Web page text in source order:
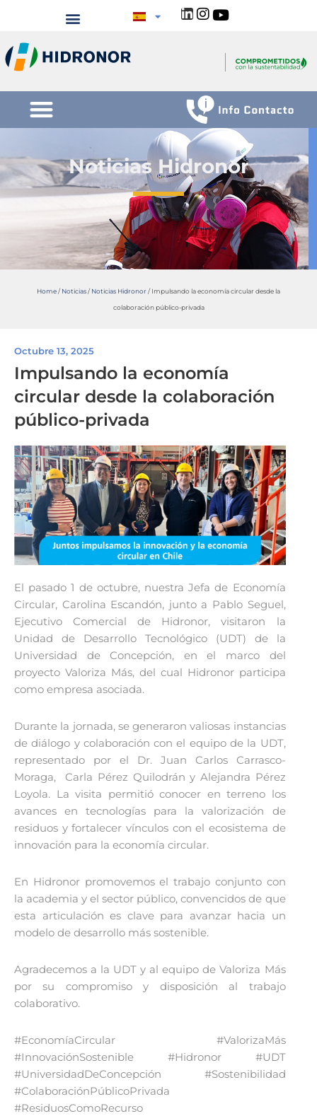
Noticias Hidronor
Home/ Noticias/ Noticias Hidronor/ Impulsando la economía circular desde la
colaboración público-privada
Octubre 13, 2025
Impulsando la economía
circular desde la colaboración
público-privada
El pasado 1 de octubre, nuestra Jefa de Economía
Circular, Carolina Escandón, junto a Pablo Seguel,
Ejecutivo Comercial de Hidronor, visitaron la
Unidad de Desarrollo Tecnológico (UDT) de la
Universidad de Concepción, en el marco del
proyecto Valoriza Más, del cual Hidronor participa
como empresa asociada.
Durante la jornada, se generaron valiosas instancias
de diálogo y colaboración con el equipo de la UDT,
representado por el Dr. Juan Carlos Carrasco-
Moraga, Carla Pérez Quilodrán y Alejandra Pérez
Loyola. La visita permitió conocer en terreno los
avances en tecnologías para la valorización de
residuos y fortalecer vínculos con el ecosistema de
innovación para la economía circular.
En Hidronor promovemos el trabajo conjunto con
la academia y el sector público, convencidos de que
esta articulación es clave para avanzar hacia un
modelo de desarrollo más sostenible.
Agradecemos a la UDT y al equipo de Valoriza Más
por su compromiso y disposición al trabajo
colaborativo.
#EconomíaCircular #ValorizaMás
#InnovaciónSostenible #Hidronor #UDT
#UniversidadDeConcepción #Sostenibilidad
#ColaboraciónPúblicoPrivada
#ResiduosComoRecurso